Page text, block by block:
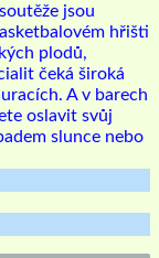
jsou
hřišti
plodů,
čeká široká
A v barech
oslavit svůj
slunce nebo